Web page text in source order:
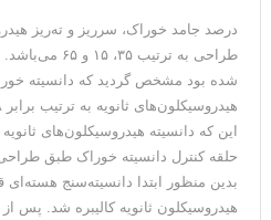
درصد جامد خوراک، سرریز و ته‌ریز
طراحی به
شده بود مشخص گردید که دانسیته
این که دانسیته هیدروسیکلون‌های ثانویه
حلقه کنترل دانسیته خوراک طبق طراحی
بدین منظور ابتدا دانسیته‌سنج هسته‌ای